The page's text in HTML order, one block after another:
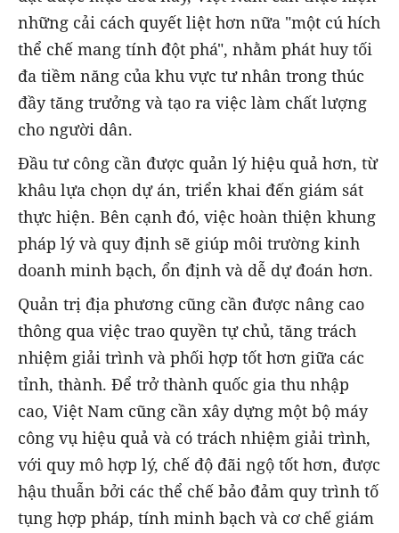
những cải cách quyết liệt hơn nữa "một cú hích
thể chế mang tính đột phá", nhằm phát huy tối
đa tiềm năng của khu vực tư nhân trong thúc
đầy tăng trưởng và tạo ra việc làm chất lượng
cho người dân.
‎Đầu tư công cần được quản lý hiệu quả hơn, từ
khâu lựa chọn dự án, triển khai đến giám sát
thực hiện. Bên cạnh đó, việc hoàn thiện khung
pháp lý và quy định sẽ giúp môi trường kinh
doanh minh bạch, ổn định và dễ dự đoán hơn.
Quản trị địa phương cũng cần được nâng cao
thông qua việc trao quyền tự chủ, tăng trách
nhiệm giải trình và phối hợp tốt hơn giữa các
tỉnh, thành. Để trở thành quốc gia thu nhập
cao, Việt Nam cũng cần xây dựng một bộ máy
công vụ hiệu quả và có trách nhiệm giải trình,
với quy mô hợp lý, chế độ đãi ngộ tốt hơn, được
hậu thuẫn bởi các thể chế bảo đảm quy trình tố
tụng hợp pháp, tính minh bạch và cơ chế giám